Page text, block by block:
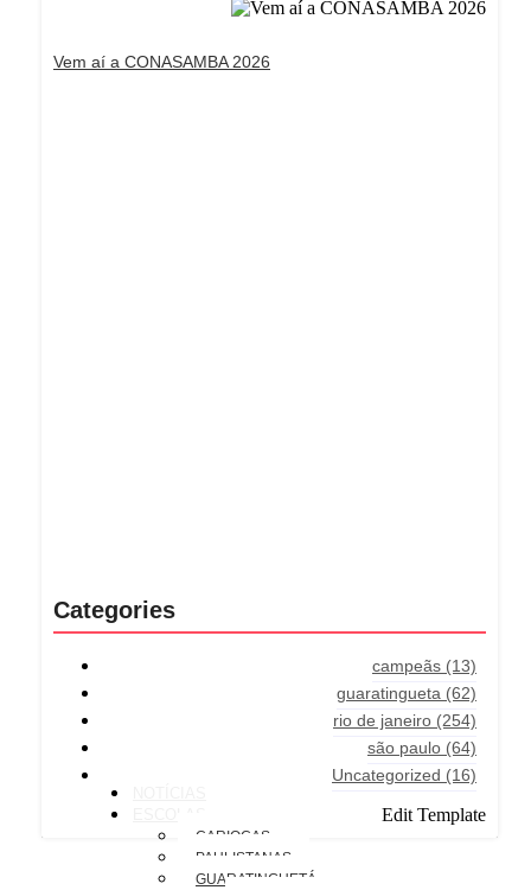
Vem aí a CONASAMBA 2026
Categories
campeãs (13)
guaratingueta (62)
rio de janeiro (254)
são paulo (64)
Uncategorized (16)
Edit Template
CARIOCAS
PAULISTANAS
GUARATINGUETÁ